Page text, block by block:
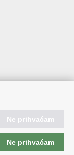
Ne prihvaćam
Ne prihvaćam